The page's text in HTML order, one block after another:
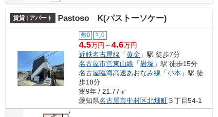
賃貸 | アパート Pastoso K(パストーソケー)
敷0 礼0
4.5万円～4.6万円
近鉄名古屋線 「黄金 」駅 徒歩7分
名古屋市営東山線 「岩塚 」駅 徒歩15分
名古屋臨海高速あおなみ線 「小本 」駅 徒
歩18分
築9年 / 21.77㎡
愛知県名古屋市中村区北畑町３丁目54-1